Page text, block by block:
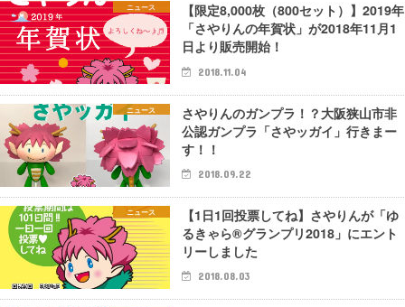
ニュース
【限定8,000枚（800セット）】2019年
「さやりんの年賀状」が2018年11月1
日より販売開始！
2018.11.04
ニュース
さやりんのガンプラ！？大阪狭山市非
公認ガンプラ「さやッガイ」行きまー
す！！
2018.09.22
ニュース
【1日1回投票してね】さやりんが「ゆ
るきゃら®グランプリ2018」にエント
リーしました
2018.08.03